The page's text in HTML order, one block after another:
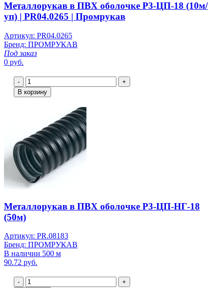
Металлорукав в ПВХ оболочке Р3-ЦП-18 (10м/
уп) | PR04.0265 | Промрукав
Артикул: PR04.0265
Бренд: ПРОМРУКАВ
Под заказ
0 руб.
-
+
В корзину
Металлорукав в ПВХ оболочке Р3-ЦП-НГ-18
(50м)
Артикул: PR.08183
Бренд: ПРОМРУКАВ
В наличии 500 м
90.72 руб.
-
+